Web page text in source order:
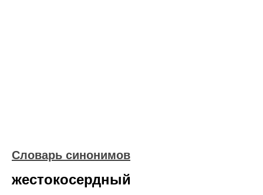
Словарь синонимов
жестокосердный